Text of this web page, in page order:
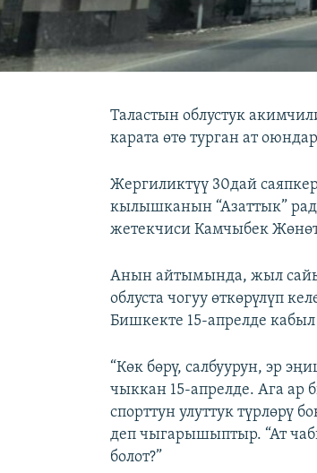
Таластын облустук
карата өтө турган ат
Жергиликтүү 30дай
кылышканын “Азаттык”
жетекчиси Камчыбек
Анын айтымында, жыл
облуста чогуу өткөрүлүп
Бишкекте 15-апрелде
“Көк бөрү, салбуурун, эр
чыккан 15-апрелде. Ага ар
спорттун улуттук түрлөрү
деп чыгарышыптыр. “Ат
болот?”